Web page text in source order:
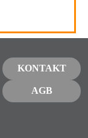
KONTAKT
AGB